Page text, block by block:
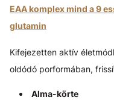
EAA komplex mind a 9
glutamin
Kifejezetten aktív
oldódó porformában,
Alma-körte